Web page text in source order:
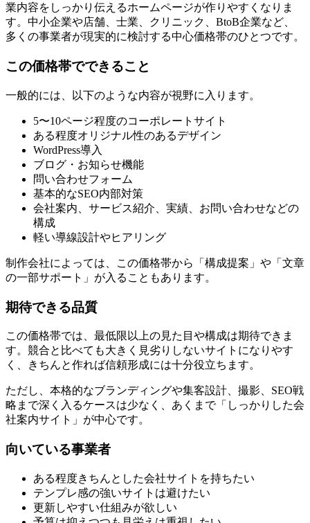
業内容をしっかり伝えるホームページが作りやすくなりま
す。中小企業や店舗、士業、クリニック、BtoB企業など、
多くの事業者が現実的に検討する中心価格帯のひとつです。
この価格帯でできること
一般的には、以下のような内容が視野に入ります。
5〜10ページ程度のコーポレートサイト
ある程度オリジナル性のあるデザイン
WordPress導入
ブログ・お知らせ機能
問い合わせフォーム
基本的なSEO内部対策
会社案内、サービス紹介、実績、お問い合わせなどの
構成
軽い導線設計やヒアリング
制作会社によっては、この価格帯から「構成提案」や「文章
の一部サポート」が入ることもあります。
期待できる品質
この価格帯では、最低限以上の見た目や構成は期待できま
す。競合と比べても大きく見劣りしないサイトになりやす
く、きちんと作れば信頼形成には十分役立ちます。
ただし、本格的なブランディングや集客設計、撮影、SEO戦
略まで深く入るケースは少なく、あくまで「しっかりした会
社案内サイト」が中心です。
向いている事業者
ある程度きちんとした会社サイトを持ちたい
テンプレ感の強いサイトは避けたい
更新しやすい仕組みが欲しい